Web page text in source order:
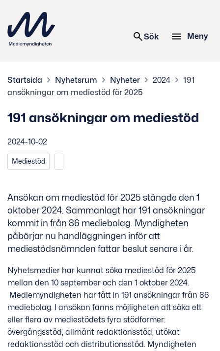
Sök Meny
Startsida Nyhetsrum Nyheter 2024
191
ansökningar om mediestöd för 2025
191 ansökningar om mediestöd
2024-10-02
Mediestöd
Ansökan om mediestöd för 2025 stängde den 1
oktober 2024. Sammanlagt har 191 ansökningar
kommit in från 86 mediebolag. Myndigheten
påbörjar nu handläggningen inför att
mediestödsnämnden fattar beslut senare i år.
Nyhetsmedier har kunnat söka mediestöd för 2025
mellan den 10 september och den 1 oktober 2024.
Mediemyndigheten har fått in 191 ansökningar från 86
mediebolag. I ansökan fanns möjligheten att söka ett
eller flera av mediestödets fyra stödformer:
övergångsstöd, allmänt redaktionsstöd, utökat
redaktionsstöd och distributionsstöd. Myndigheten